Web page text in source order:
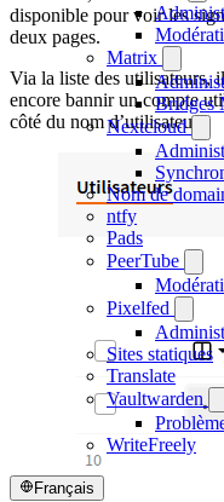
Matrix
Bridges
Nextcloud
Nom de
ntfy
Pads
PeerTube
Pixelfed
Sites statiques
Translate
Vaultwarden
WriteFreely
Français
disponible pour voir les
deux pages.
Via la liste des utilisateurs,
encore bannir un compte
côté du nom d’utilisateur :